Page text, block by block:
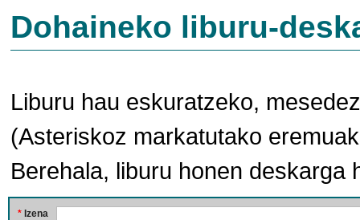
Dohaineko liburu-
Liburu hau eskuratzeko,
(Asteriskoz markatutako
Berehala, liburu honen deskarga
* Izena